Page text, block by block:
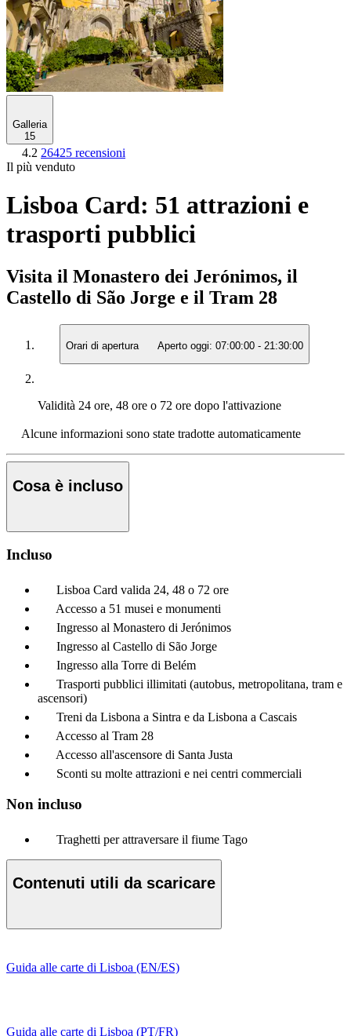
Galleria
15
4.2 26425 recensioni
Il più venduto
Lisboa Card: 51 attrazioni e
trasporti pubblici
Visita il Monastero dei Jerónimos, il
Castello di São Jorge e il Tram 28
Orari di apertura Aperto oggi: 07:00:00 - 21:30:00
Validità 24 ore, 48 ore o 72 ore dopo l'attivazione
Alcune informazioni sono state tradotte automaticamente
Cosa è incluso
Incluso
Lisboa Card valida 24, 48 o 72 ore
Accesso a 51 musei e monumenti
Ingresso al Monastero di Jerónimos
Ingresso al Castello di São Jorge
Ingresso alla Torre di Belém
Trasporti pubblici illimitati (autobus, metropolitana, tram e
ascensori)
Treni da Lisbona a Sintra e da Lisbona a Cascais
Accesso al Tram 28
Accesso all'ascensore di Santa Justa
Sconti su molte attrazioni e nei centri commerciali
Non incluso
Traghetti per attraversare il fiume Tago
Contenuti utili da scaricare
Guida alle carte di Lisboa (EN/ES)
Guida alle carte di Lisboa (PT/FR)